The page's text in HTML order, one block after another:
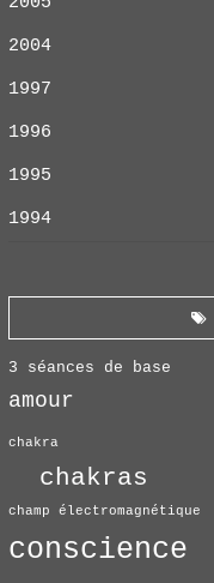
2004
1997
1996
1995
1994
3 séances de base
amour
chakra
chakras
champ électromagnétique
conscience